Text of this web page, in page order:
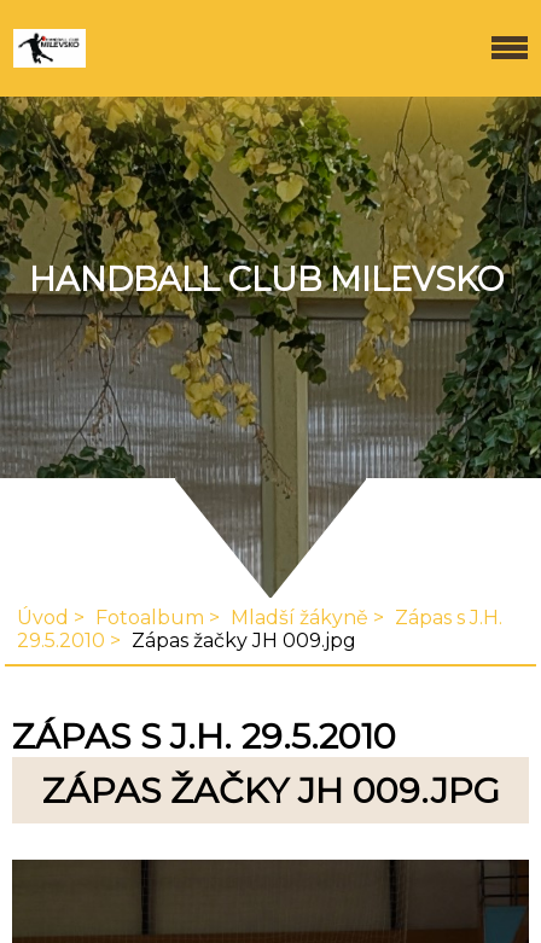
HANDBALL CLUB MILEVSKO
Úvod Fotoalbum Mladší žákyně
Zápas s J.H.
29.5.2010
Zápas žačky JH 009.jpg
ZÁPAS S J.H. 29.5.2010
ZÁPAS ŽAČKY JH 009.JPG